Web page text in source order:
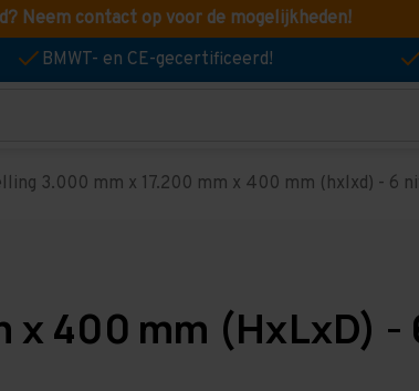
Neem contact op voor de mogelijkheden!
BMWT- en CE-gecertificeerd!
3.000 mm x 17.200 mm x 400 mm (hxlxd) - 6
400 mm (HxLxD) -